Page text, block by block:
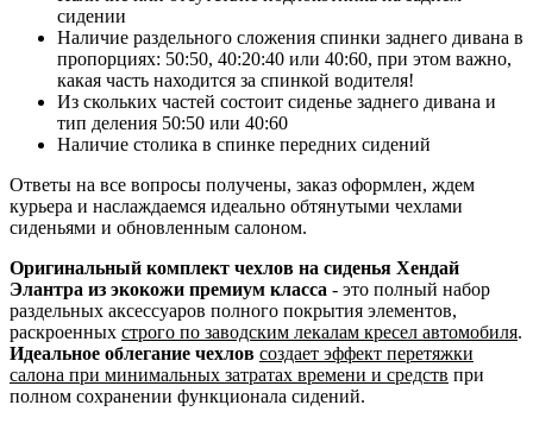
сидении
Наличие раздельного сложения спинки заднего дивана в
пропорциях: 50:50, 40:20:40 или 40:60, при этом важно,
какая часть находится за спинкой водителя!
Из скольких частей состоит сиденье заднего дивана и
тип деления 50:50 или 40:60
Наличие столика в спинке передних сидений
Ответы на все вопросы получены, заказ оформлен, ждем
курьера и наслаждаемся идеально обтянутыми чехлами
сиденьями и обновленным салоном.
Оригинальный комплект чехлов на сиденья Хендай
Элантра из экокожи премиум класса - это полный набор
раздельных аксессуаров полного покрытия элементов,
раскроенных строго по заводским лекалам кресел автомобиля.
Идеальное облегание чехлов создает эффект перетяжки
салона при минимальных затратах времени и средств при
полном сохранении функционала сидений.